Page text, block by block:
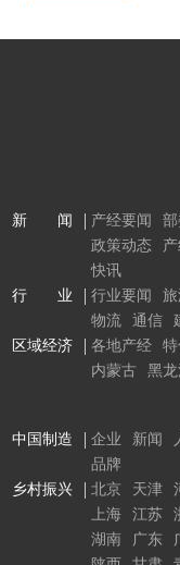
新 闻
产经要闻
政策动态
快讯
行 业
行业要闻
物流
通信
区域经济
各地产经
内蒙古
黑龙
中国制造 企业 新闻
品牌
乡村振兴
北京 天津
上海
江苏
湖南
广东